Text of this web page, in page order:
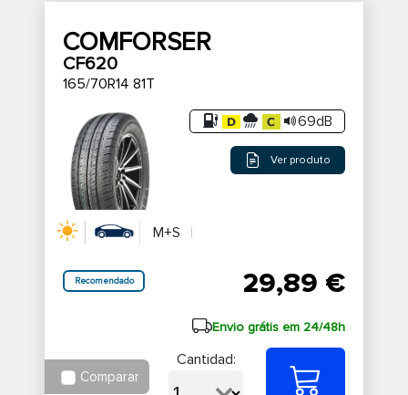
COMFORSER
CF620
165/70R14 81T
69dB
Ver produto
M+S
Recomendado 29,89 €
Envio grátis em 24/48h
Comparar
Cantidad: